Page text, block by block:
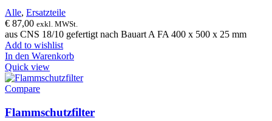
Alle, Ersatzteile
€ 87,00 exkl. MWSt.
aus CNS 18/10 gefertigt nach Bauart A FA 400 x 500 x 25 mm
Add to wishlist
In den Warenkorb
Quick view
Compare
Flammschutzfilter